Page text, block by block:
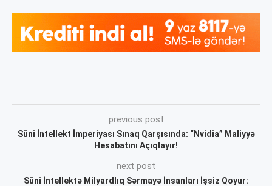
previous post
Süni İntellekt İmperiyası Sınaq Qarşısında: “Nvidia” Maliyyə
Hesabatını Açıqlayır!
next post
Süni İntellektə Milyardlıq Sərmayə İnsanları İşsiz Qoyur: